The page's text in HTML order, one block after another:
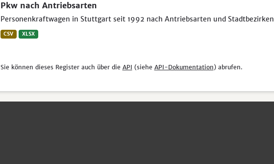
Pkw nach Antriebsarten
Personenkraftwagen in Stuttgart seit 1992 nach Antriebsarten und Stadtbezirken
CSV XLSX
Sie können dieses Register auch über die API (siehe API-Dokumentation) abrufen.